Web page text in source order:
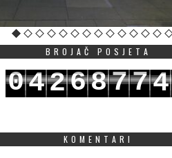
BROJAČ POSJETA
04268774
KOMENTARI